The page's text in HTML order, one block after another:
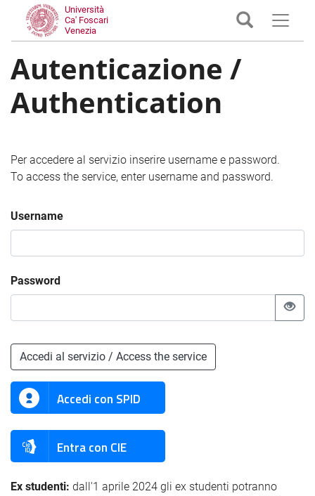
Università
Ca' Foscari
Venezia
Autenticazione /
Authentication
Per accedere al servizio inserire username e password.
To access the service, enter username and password.
Username
Password
Accedi al servizio / Access the service
Accedi con SPID
Entra con CIE
Ex studenti: dall'1 aprile 2024 gli ex studenti potranno